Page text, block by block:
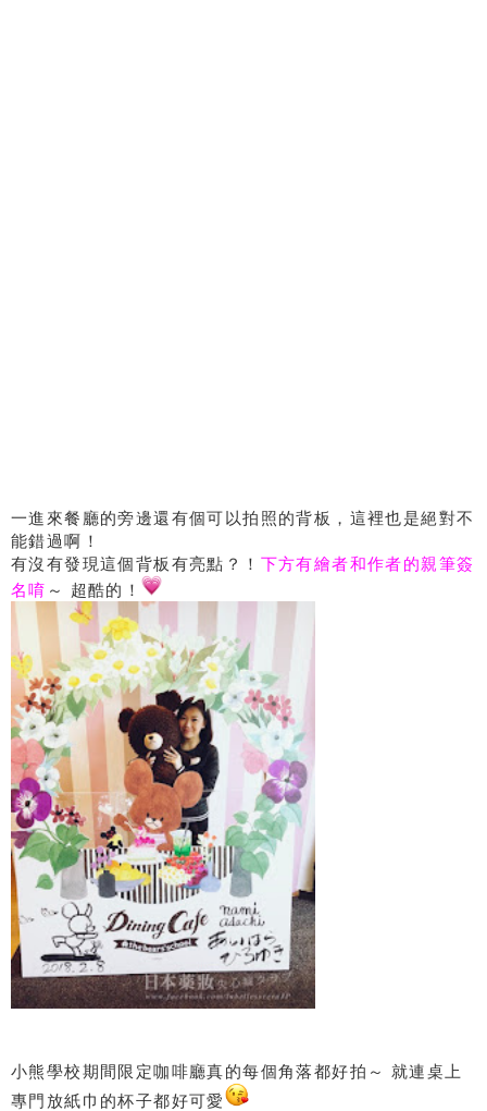
一進來餐廳的旁邊還有個可以拍照的背板，這裡也是絕對不
能錯過啊！
有沒有發現這個背板有亮點？！ 下方有繪者和作者的親筆簽
名唷 ～ 超酷的！
小熊學校期間限定咖啡廳真的每個角落都好拍～ 就連桌上
專門放紙巾的杯子都好可愛